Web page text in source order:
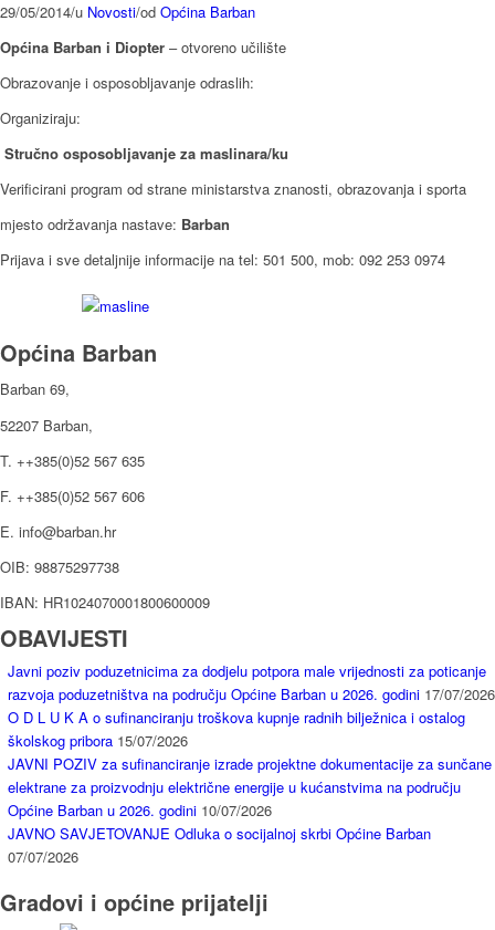
29/05/2014/u Novosti/od Općina Barban
Općina Barban i Diopter – otvoreno učilište
Obrazovanje i osposobljavanje odraslih:
Organiziraju:
Stručno osposobljavanje za maslinara/ku
Verificirani program od strane ministarstva znanosti, obrazovanja i sporta
mjesto održavanja nastave: Barban
Prijava i sve detaljnije informacije na tel: 501 500, mob: 092 253 0974
Općina Barban
Barban 69,
52207 Barban,
T. ++385(0)52 567 635
F. ++385(0)52 567 606
E. info@barban.hr
OIB: 98875297738
IBAN: HR1024070001800600009
OBAVIJESTI
Javni poziv poduzetnicima za dodjelu potpora male vrijednosti za poticanje
razvoja poduzetništva na području Općine Barban u 2026. godini 17/07/2026
O D L U K A o sufinanciranju troškova kupnje radnih bilježnica i ostalog
školskog pribora 15/07/2026
JAVNI POZIV za sufinanciranje izrade projektne dokumentacije za sunčane
elektrane za proizvodnju električne energije u kućanstvima na području
Općine Barban u 2026. godini 10/07/2026
JAVNO SAVJETOVANJE Odluka o socijalnoj skrbi Općine Barban
07/07/2026
Gradovi i općine prijatelji